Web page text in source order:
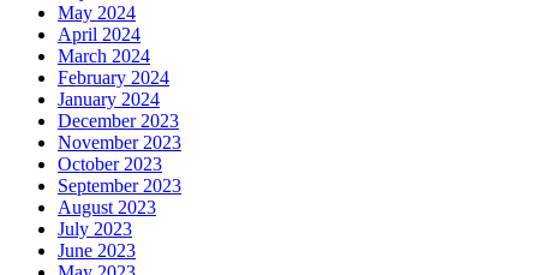
May 2024
April 2024
March 2024
February 2024
January 2024
December 2023
November 2023
October 2023
September 2023
August 2023
July 2023
June 2023